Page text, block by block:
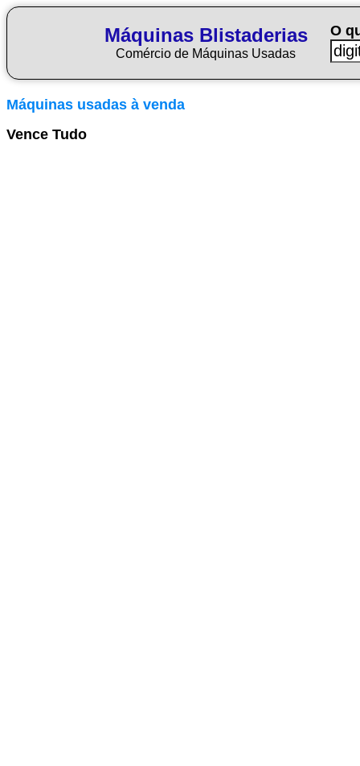
Máquinas Blistaderias
Comércio de Máquinas Usadas
O
Máquinas usadas à venda
Vence Tudo